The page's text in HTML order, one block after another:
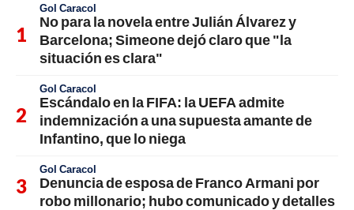
Gol Caracol
No para la novela entre Julián Álvarez y
Barcelona; Simeone dejó claro que "la
situación es clara"
Gol Caracol
Escándalo en la FIFA: la UEFA admite
indemnización a una supuesta amante de
Infantino, que lo niega
Gol Caracol
Denuncia de esposa de Franco Armani por
robo millonario; hubo comunicado y detalles